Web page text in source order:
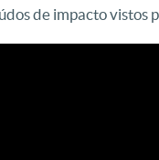
de impacto vistos